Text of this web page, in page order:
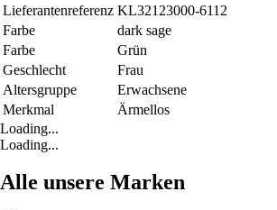
Lieferantenreferenz KL32123000-6112
Farbe
dark sage
Farbe
Grün
Geschlecht
Frau
Altersgruppe
Erwachsene
Merkmal
Ärmellos
Loading...
Loading...
Alle unsere Marken